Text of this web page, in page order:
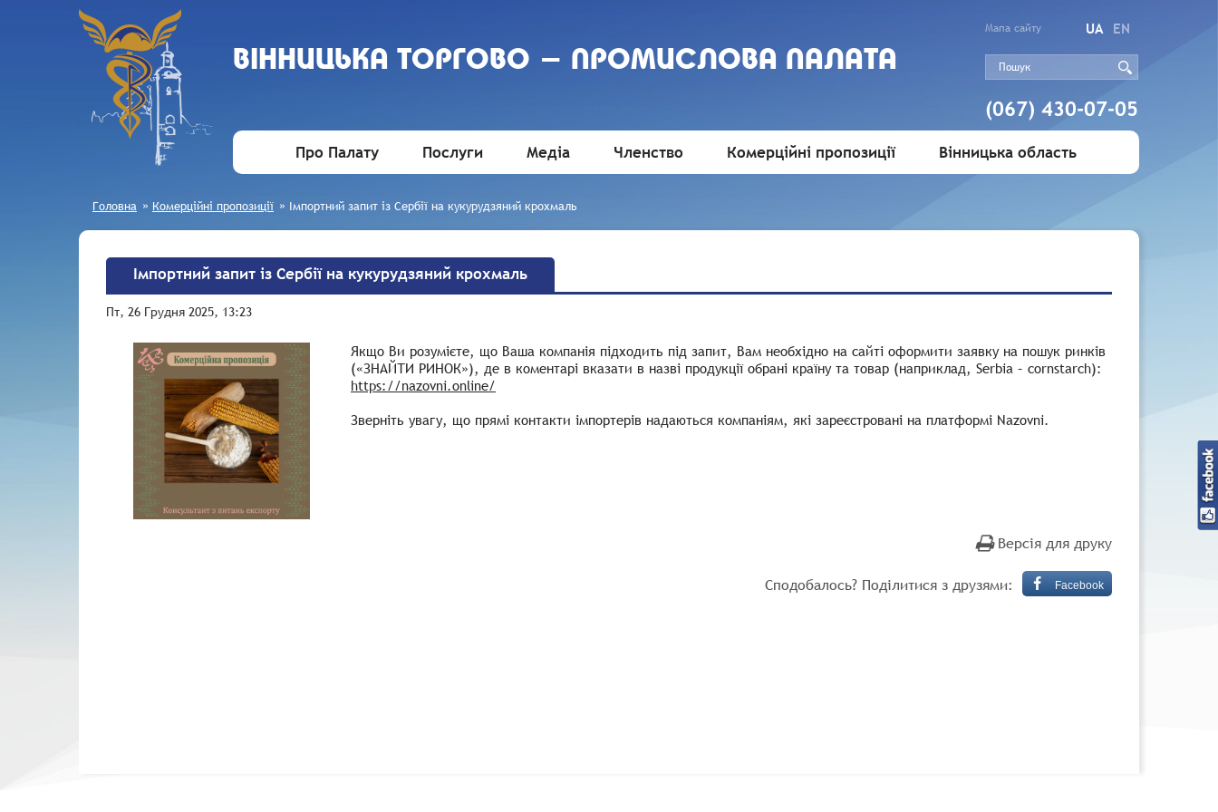
ВIННИЦЬКА ТОРГОВО - ПРОМИСЛОВА ПАЛАТА
Мапа сайту UA EN
(067) 430-07-05
Про Палату Послуги Медіа Членство Комерційні пропозиції Вінницька область
Головна » Комерційні пропозиції » Імпортний запит із Сербії на кукурудзяний крохмаль
Імпортний запит із Сербії на кукурудзяний крохмаль
Пт, 26 Грудня 2025, 13:23
Якщо Ви розумієте, що Ваша компанія підходить під запит, Вам необхідно на сайті оформити заявку на пошук ринків
(«ЗНАЙТИ РИНОК»), де в коментарі вказати в назві продукції обрані країну та товар (наприклад, Serbia – cornstarch):
https://nazovni.online/
Зверніть увагу, що прямі контакти імпортерів надаються компаніям, які зареєстровані на платформі Nazovni.
Версія для друку
Сподобалось? Поділитися з друзями: Facebook